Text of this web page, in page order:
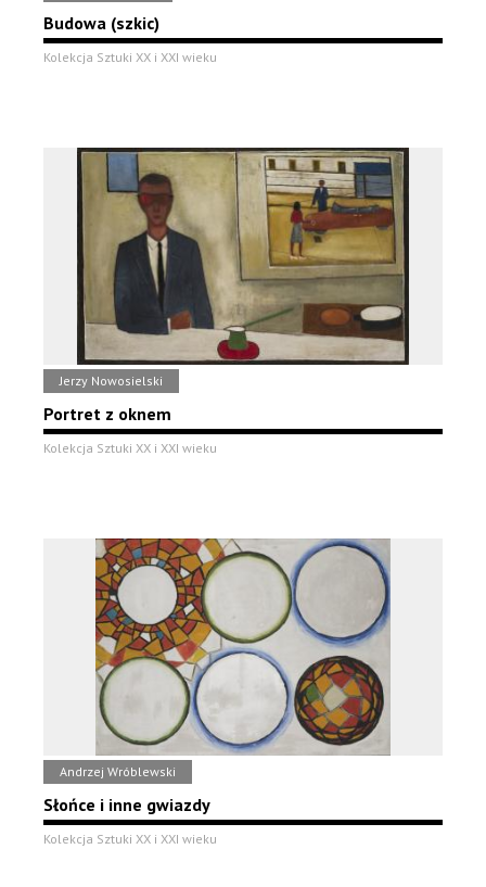
Budowa (szkic)
Kolekcja Sztuki XX i XXI wieku
Jerzy Nowosielski
Portret z oknem
Kolekcja Sztuki XX i XXI wieku
Andrzej Wróblewski
Słońce i inne gwiazdy
Kolekcja Sztuki XX i XXI wieku